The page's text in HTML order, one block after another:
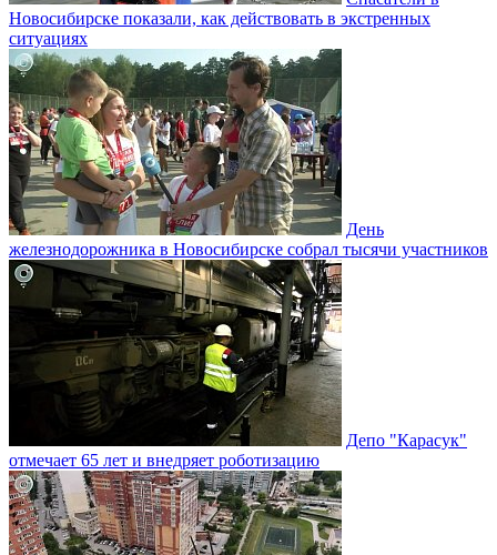
Новосибирске показали, как действовать в экстренных
ситуациях
День
железнодорожника в Новосибирске собрал тысячи участников
Депо "Карасук"
отмечает 65 лет и внедряет роботизацию